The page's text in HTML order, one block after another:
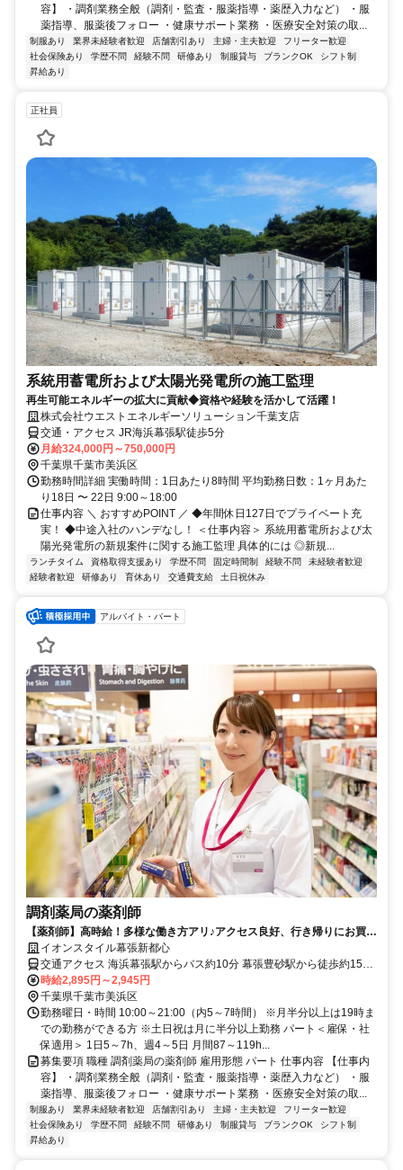
容】 ・調剤業務全般（調剤・監査・服薬指導・薬歴入力など） ・服
薬指導、服薬後フォロー ・健康サポート業務 ・医療安全対策の取...
制服あり 業界未経験者歓迎 店舗割引あり 主婦・主夫歓迎
フリーター歓迎
社会保険あり
学歴不問 経験不問 研修あり 制服貸与 ブランクOK
シフト制
昇給あり
正社員
系統用蓄電所および太陽光発電所の施工監理
再生可能エネルギーの拡大に貢献◆資格や経験を活かして活躍！
株式会社ウエストエネルギーソリューション千葉支店
交通・アクセス JR海浜幕張駅徒歩5分
月給324,000円～750,000円
千葉県千葉市美浜区
勤務時間詳細 実働時間：1日あたり8時間 平均勤務日数：1ヶ月あた
り18日 〜 22日 9:00～18:00
仕事内容 ＼ おすすめPOINT ／ ◆年間休日127日でプライベート充
実！ ◆中途入社のハンデなし！ ＜仕事内容＞ 系統用蓄電所および太
陽光発電所の新規案件に関する施工監理 具体的には ◎新規...
ランチタイム 資格取得支援あり 学歴不問 固定時間制 経験不問
未経験者歓迎
経験者歓迎
研修あり 育休あり 交通費支給 土日祝休み
アルバイト・パート
調剤薬局の薬剤師
【薬剤師】高時給！多様な働き方アリ♪アクセス良好、行き帰りにお買い
物OK！イオン薬局で働きませんか？
イオンスタイル幕張新都心
交通アクセス 海浜幕張駅からバス約10分 幕張豊砂駅から徒歩約15分
幕張本郷駅からバス約20分
時給2,895円～2,945円
千葉県千葉市美浜区
勤務曜日・時間 10:00～21:00（内5～7時間） ※月半分以上は19時ま
での勤務ができる方 ※土日祝は月に半分以上勤務 パート＜雇保・社
保適用＞ 1日5～7h、週4～5日 月間87～119h...
募集要項 職種 調剤薬局の薬剤師 雇用形態 パート 仕事内容 【仕事内
容】 ・調剤業務全般（調剤・監査・服薬指導・薬歴入力など） ・服
薬指導、服薬後フォロー ・健康サポート業務 ・医療安全対策の取...
制服あり 業界未経験者歓迎 店舗割引あり 主婦・主夫歓迎
フリーター歓迎
社会保険あり
学歴不問 経験不問 研修あり 制服貸与 ブランクOK
シフト制
昇給あり